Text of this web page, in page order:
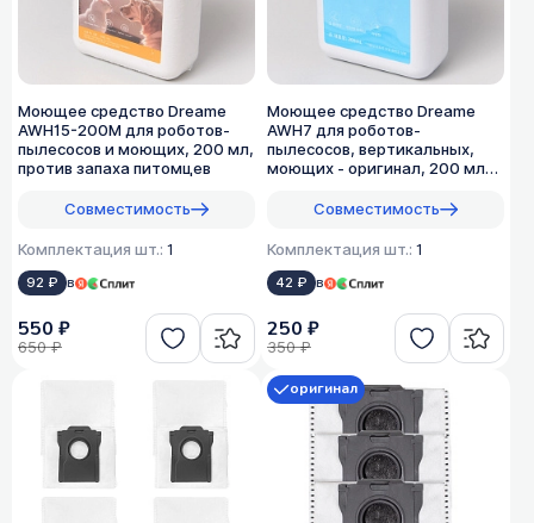
Моющее средство Dreame
AWH15-200M для роботов-
пылесосов и моющих, 200 мл,
против запаха питомцев
Совместимость
Комплектация шт.: 1
92 ₽ в
550 ₽
650 ₽
Моющее средство Dreame
AWH7 для роботов-
пылесосов, вертикальных,
моющих - оригинал, 200 мл
Совместимость
Комплектация шт.: 1
42 ₽ в
250 ₽
350 ₽
оригинал